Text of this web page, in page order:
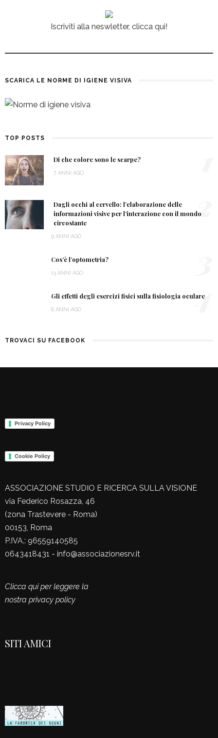
Iscriviti alla neswletter, clicca qui!
SCARICA LE NORME DI IGIENE VISIVA
TOP POSTS
Di che colore sono le scarpe?
7 ANNI AGO
Dagli occhi al cervello: l’elaborazione delle
informazioni visive per l’interazione con il mondo
circostante
9 ANNI AGO
2
Cos’è l’optometria?
13 ANNI AGO
Gli effetti degli esercizi fisici sulla fisiologia oculare
8 ANNI AGO 4
TROVACI SU FACEBOOK
Privacy Policy
Cookie Policy
ASSOCIAZIONE STUDIO E RICERCA SULLA VISIONE
via Federico Rosazza, 46
(zona Trastevere - Roma)
00153, Roma
P.IVA.: 96559140585
0643418431 - info@associazionesrv.it
Clicca qui per leggere la
nostra privacy policy
SITI AMICI